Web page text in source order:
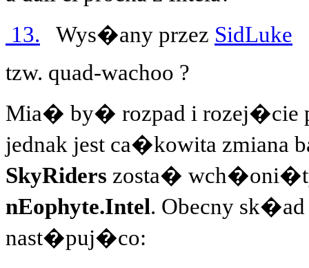
13. Wys�any przez SidLuke
tzw. quad-wachoo ?
Mia� by� rozpad i rozej�cie
jednak jest ca�kowita zmiana
SkyRiders zosta�
nEophyte.Intel. Obecny
nast�puj�co: